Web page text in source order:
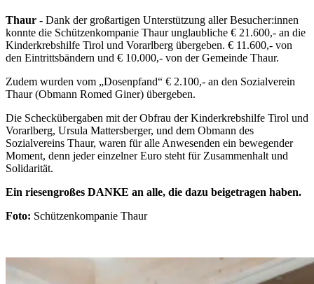
Thaur - Dank der großartigen Unterstützung aller Besucher:innen
konnte die Schützenkompanie Thaur unglaubliche € 21.600,- an die
Kinderkrebshilfe Tirol und Vorarlberg übergeben. € 11.600,- von
den Eintrittsbändern und € 10.000,- von der Gemeinde Thaur.
Zudem wurden vom „Dosenpfand“ € 2.100,- an den Sozialverein
Thaur (Obmann Romed Giner) übergeben.
Die Scheckübergaben mit der Obfrau der Kinderkrebshilfe Tirol und
Vorarlberg, Ursula Mattersberger, und dem Obmann des
Sozialvereins Thaur, waren für alle Anwesenden ein bewegender
Moment, denn jeder einzelner Euro steht für Zusammenhalt und
Solidarität.
Ein riesengroßes DANKE an alle, die dazu beigetragen haben.
Foto: Schützenkompanie Thaur